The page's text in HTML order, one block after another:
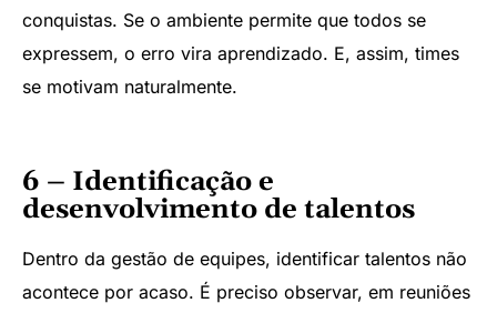
conquistas. Se o ambiente permite que todos se
expressem, o erro vira aprendizado. E, assim, times
se motivam naturalmente.
6 – Identificação e
desenvolvimento de talentos
Dentro da gestão de equipes, identificar talentos não
acontece por acaso. É preciso observar, em reuniões